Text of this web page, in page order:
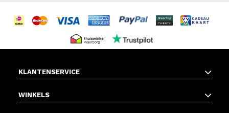
KLANTENSERVICE
WINKELS